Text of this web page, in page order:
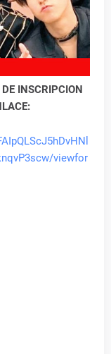
INSCRIPCION
viewfor